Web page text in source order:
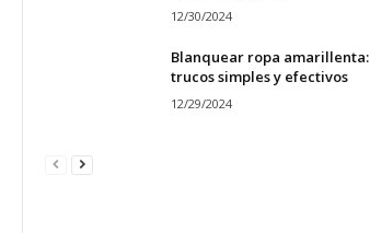
12/30/2024
Blanquear ropa amarillenta:
trucos simples y efectivos
12/29/2024